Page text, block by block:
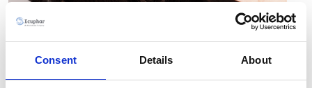
Consent Details About